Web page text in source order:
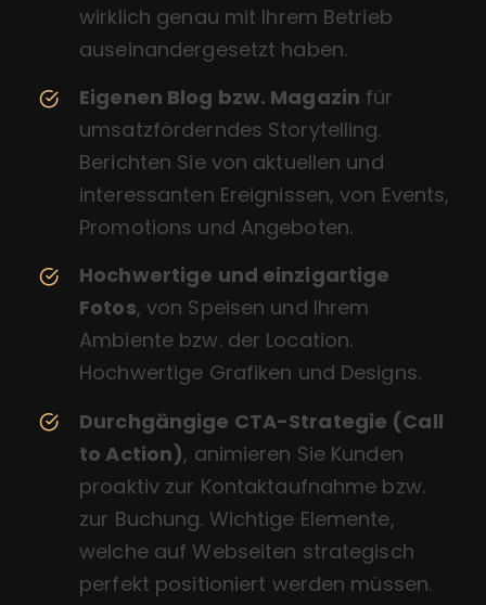
wirklich genau mit Ihrem Betrieb
auseinandergesetzt haben.
Eigenen Blog bzw. Magazin für
umsatzförderndes Storytelling.
Berichten Sie von aktuellen und
interessanten Ereignissen, von Events,
Promotions und Angeboten.
Hochwertige und einzigartige
Fotos, von Speisen und Ihrem
Ambiente bzw. der Location.
Hochwertige Grafiken und Designs.
Durchgängige CTA-Strategie (Call
to Action), animieren Sie Kunden
proaktiv zur Kontaktaufnahme bzw.
zur Buchung. Wichtige Elemente,
welche auf Webseiten strategisch
perfekt positioniert werden müssen.